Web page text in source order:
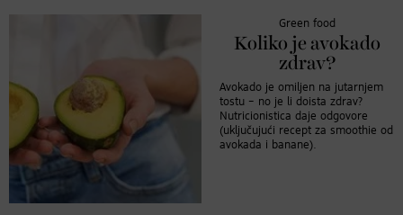
Green food
Koliko je avokado
zdrav?
Avokado je omiljen na jutarnjem
tostu – no je li doista zdrav?
Nutricionistica daje odgovore
(uključujući recept za smoothie od
avokada i banane).